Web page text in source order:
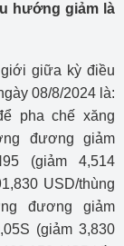
hướng giảm là
giữa kỳ điều
08/8/2024 là:
pha chế xăng
đương giảm
(giảm 4,514
USD/thùng
đương giảm
(giảm 3,830